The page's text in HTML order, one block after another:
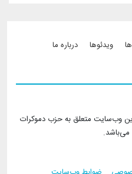
ویدئو‌ها
درباره ما
وب‌سایت متعلق به حزب دموکرات
می‌باشد.